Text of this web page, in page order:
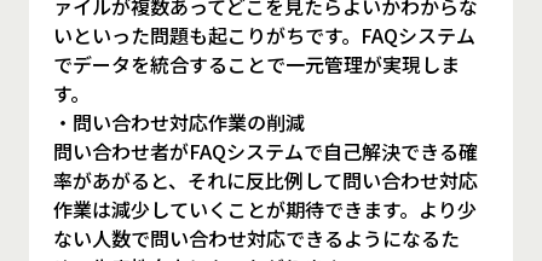
ァイルが複数あってどこを見たらよいかわからな
いといった問題も起こりがちです。FAQシステム
でデータを統合することで一元管理が実現しま
す。
・問い合わせ対応作業の削減
問い合わせ者がFAQシステムで自己解決できる確
率があがると、それに反比例して問い合わせ対応
作業は減少していくことが期待できます。より少
ない人数で問い合わせ対応できるようになるた